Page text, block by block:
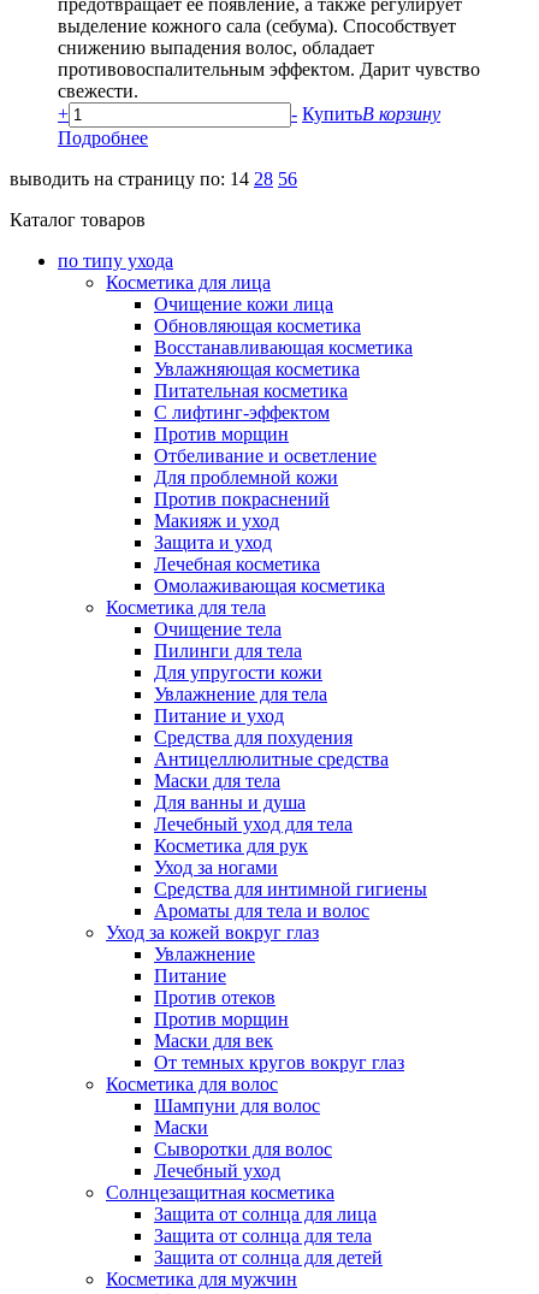
выделение кожного сала (себума). Способствует
снижению выпадения волос, обладает
противовоспалительным эффектом. Дарит чувство
свежести.
+
- КупитьВ корзину
Подробнее
выводить на страницу по: 14 28 56
Каталог товаров
по типу ухода
Косметика для лица
Очищение кожи лица
Обновляющая косметика
Восстанавливающая косметика
Увлажняющая косметика
Питательная косметика
С лифтинг-эффектом
Против морщин
Отбеливание и осветление
Для проблемной кожи
Против покраснений
Макияж и уход
Защита и уход
Лечебная косметика
Омолаживающая косметика
Косметика для тела
Очищение тела
Пилинги для тела
Для упругости кожи
Увлажнение для тела
Питание и уход
Средства для похудения
Антицеллюлитные средства
Маски для тела
Для ванны и душа
Лечебный уход для тела
Косметика для рук
Уход за ногами
Средства для интимной гигиены
Ароматы для тела и волос
Уход за кожей вокруг глаз
Увлажнение
Питание
Против отеков
Против морщин
Маски для век
От темных кругов вокруг глаз
Косметика для волос
Шампуни для волос
Маски
Сыворотки для волос
Лечебный уход
Солнцезащитная косметика
Защита от солнца для лица
Защита от солнца для тела
Защита от солнца для детей
Косметика для мужчин